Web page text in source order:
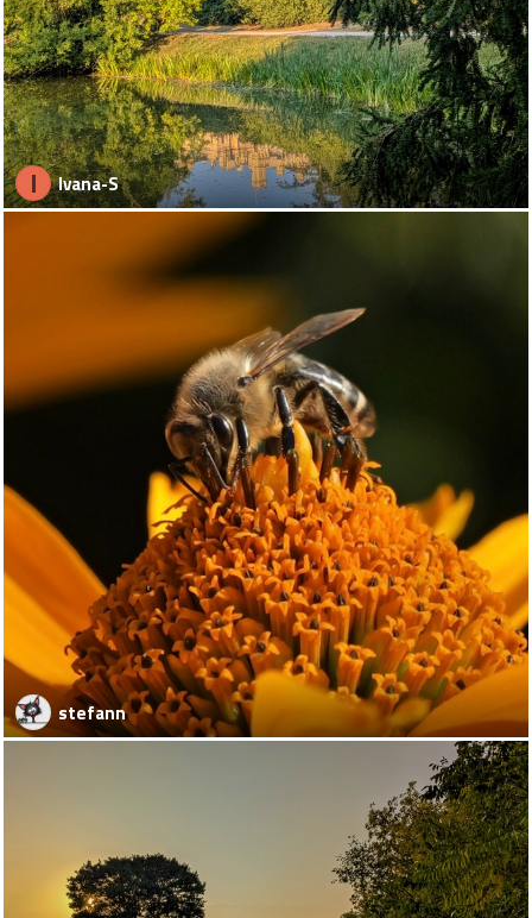
I Ivana-S
stefann